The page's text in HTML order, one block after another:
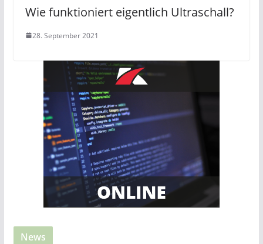
Wie funktioniert eigentlich Ultraschall?
28. September 2021
News